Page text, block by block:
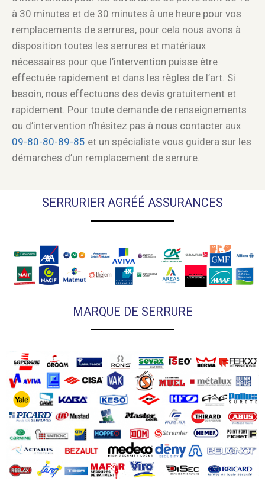
à 30 minutes et de 30 minutes à une heure pour vos
remplacements de serrures, pour cela nous avons à
disposition toutes les serrures et matériaux
nécessaires pour que l’intervention puisse être
effectuée rapidement et dans les règles de l’art. Si
besoin, nous effectuons des devis gratuitement et
rapidement. Pour toute demande de renseignements
ou d’intervention n’hésitez pas à nous contacter aux
09-80-80-89-85 et un spécialiste vous guidera sur les
démarches d’un remplacement de serrure.
SERRURIER AGRÉÉ ASSURANCES
MARQUE DE SERRURE